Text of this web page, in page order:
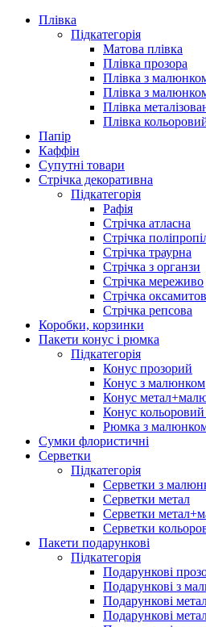
Плівка
Підкатегорія
Матова плівка
Плівка прозора
Плівка з
Плівка з
Плівка
Плівка
Папір
Каффін
Супутні товари
Стрічка декоративна
Підкатегорія
Рафія
Стрічка атласна
Стрічка
Стрічка траурна
Стрічка з органзи
Стрічка мереживо
Стрічка
Стрічка репсова
Коробки, корзинки
Пакети конус і рюмка
Підкатегорія
Конус прозорий
Конус з малюнком
Конус
Конус
Рюмка з
Сумки флористичні
Серветки
Підкатегорія
Серветки з
Серветки метал
Серветки
Серветки
Пакети подарункові
Підкатегорія
Подарункові
Подарункові з
Подарункові
Подарункові